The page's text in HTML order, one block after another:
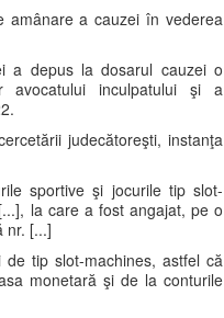
amânare a cauzei în vederea
a depus la dosarul cauzei o
avocatului inculpatului şi a
judecătoreşti, instanţa
sportive şi jocurile tip slot-
la care a fost angajat, pe o
nr. [...]
tip slot-machines, astfel că
monetară şi de la conturile